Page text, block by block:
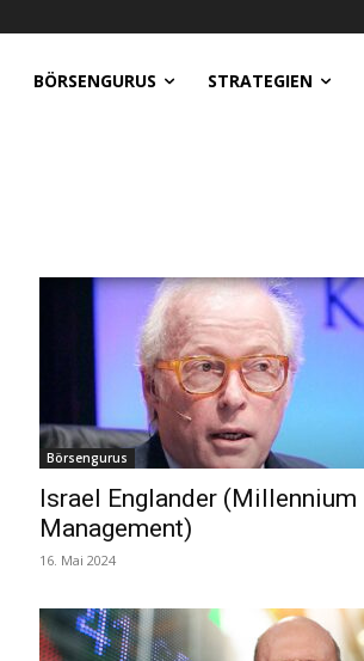
BÖRSENGURUS STRATEGIEN
Börsengurus
Israel Englander (Millennium
Management)
16. Mai 2024